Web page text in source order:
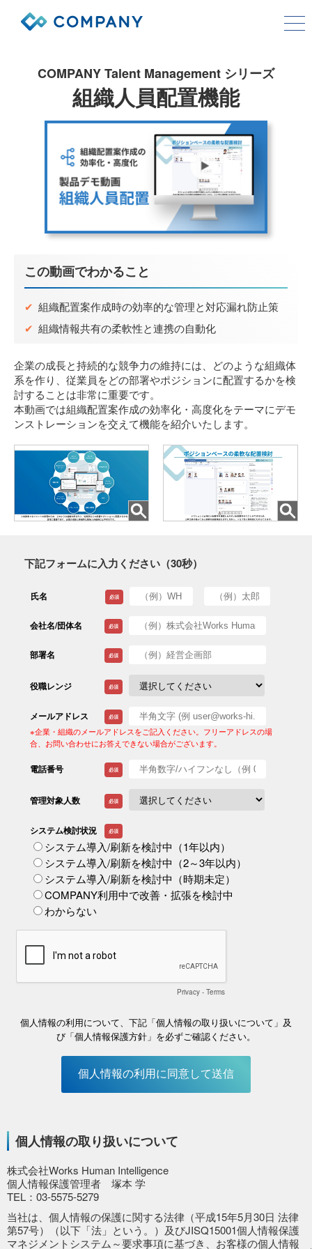
コストモデル
お役立ち情報
会社情報
資料ダウンロード
03-5575-5277
COMPANY Talent Management シリーズ
組織人員配置機能
この動画でわかること
✔ 組織配置案作成時の効率的な管理と対応漏れ防止策
✔ 組織情報共有の柔軟性と連携の自動化
企業の成長と持続的な競争力の維持には、どのような組織体
系を作り、従業員をどの部署やポジションに配置するかを検
討することは非常に重要です。
本動画では組織配置案作成の効率化・高度化をテーマにデモ
ンストレーションを交えて機能を紹介いたします。
下記フォームに入力ください（30秒）
個人情報の取り扱いについて
株式会社Works Human Intelligence
個人情報保護管理者 塚本 学
TEL：03-5575-5279
当社は、個人情報の保護に関する法律（平成15年5月30日 法律
第57号）（以下「法」という。）及びJISQ15001個人情報保護
マネジメントシステム～要求事項に基づき、お客様の個人情報